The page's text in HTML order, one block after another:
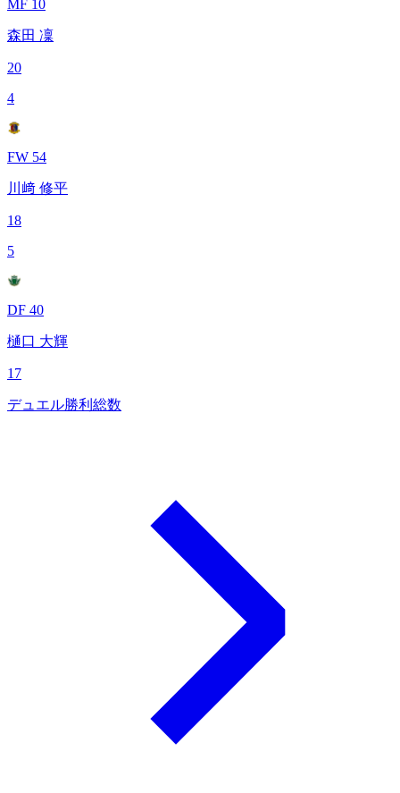
MF 10
森田 凜
20
4
FW 54
川﨑 修平
18
5
DF 40
樋口 大輝
17
デュエル勝利総数